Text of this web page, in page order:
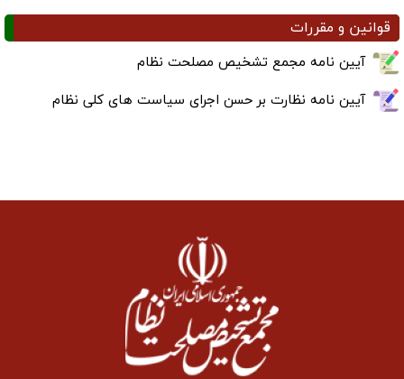
قوانین و مقررات
آیین نامه مجمع تشخیص مصلحت نظام
آیین نامه نظارت بر حسن اجرای سیاست های کلی نظام